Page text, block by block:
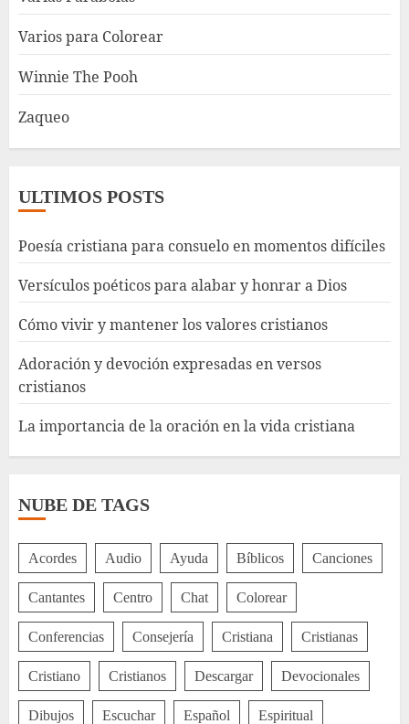
Varios para Colorear
Winnie The Pooh
Zaqueo
ULTIMOS POSTS
Poesía cristiana para consuelo en momentos difíciles
Versículos poéticos para alabar y honrar a Dios
Cómo vivir y mantener los valores cristianos
Adoración y devoción expresadas en versos
cristianos
La importancia de la oración en la vida cristiana
NUBE DE TAGS
Acordes Audio Ayuda Bíblicos Canciones
Cantantes Centro Chat Colorear
Conferencias Consejería Cristiana Cristianas
Cristiano Cristianos Descargar Devocionales
Dibujos Escuchar Español Espiritual